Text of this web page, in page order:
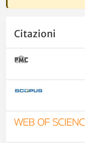
Citazioni